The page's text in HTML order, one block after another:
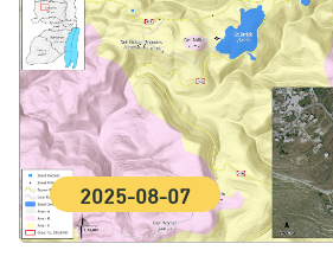
2025-08-07